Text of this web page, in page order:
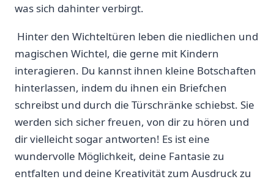
was​ sich dahinter verbirgt.
‌ Hinter den Wichteltüren leben die‌ niedlichen‌ und
magischen Wichtel, ‌die gerne mit Kindern
interagieren. Du kannst ihnen kleine Botschaften
hinterlassen, indem du ihnen‌ ein Briefchen
schreibst und durch die Türschränke ‌schiebst. Sie
⁢werden sich sicher freuen, von dir zu hören und
dir vielleicht sogar antworten! ⁣Es ist‌ eine
wundervolle Möglichkeit, deine Fantasie zu
entfalten und deine Kreativität zum Ausdruck‌ zu